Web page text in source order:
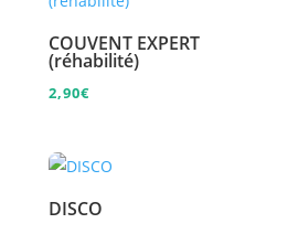
COUVENT EXPERT
(réhabilité)
2,90€
DISCO